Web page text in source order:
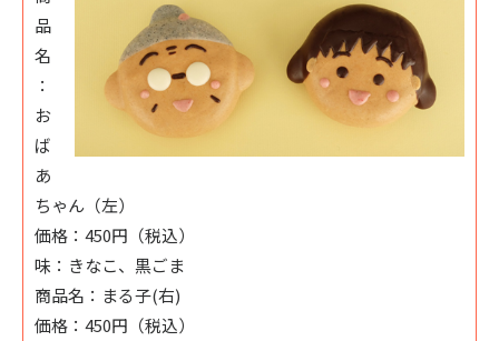
品
名
：
お
ば
あ
ちゃん（左）
価格：450円（税込）
味：きなこ、黒ごま
商品名：まる子(右)
価格：450円（税込）